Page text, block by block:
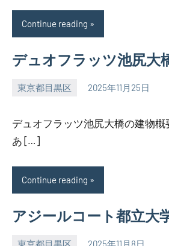
Continue reading
デュオフラッツ池尻大
東京都目黒区 2025年11月25日
SEZIMO
デュオフラッツ池尻大橋の建物概
あ […]
Continue reading
アジールコート都立大
東京都目黒区 2025年11月8日